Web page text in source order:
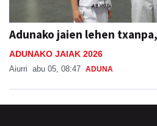
Adunako jaien lehen
ADUNAKO JAIAK 2026
Aiurri abu 05, 08:47 ADUNA